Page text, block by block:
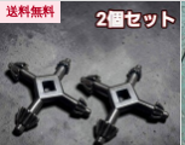
NF 1.5～13mm
送料無料